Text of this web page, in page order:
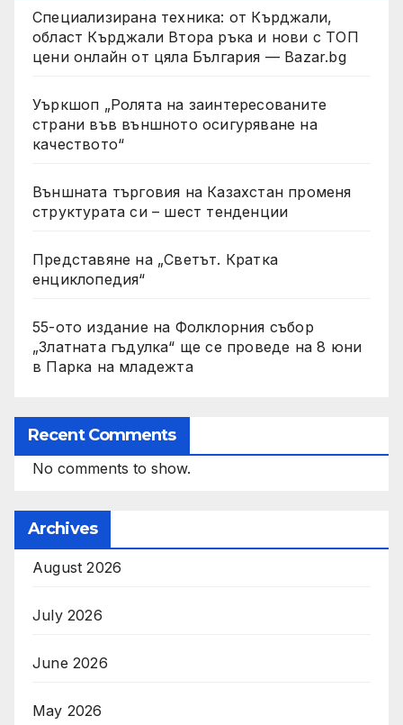
Специализирана техника: от Кърджали,
област Кърджали Втора ръка и нови с ТОП
цени онлайн от цяла България — Bazar.bg
Уъркшоп „Ролята на заинтересованите
страни във външното осигуряване на
качеството“
Външната търговия на Казахстан променя
структурата си – шест тенденции
Представяне на „Светът. Кратка
енциклопедия“
55-ото издание на Фолклорния събор
„Златната гъдулка“ ще се проведе на 8 юни
в Парка на младежта
Recent Comments
No comments to show.
Archives
August 2026
July 2026
June 2026
May 2026